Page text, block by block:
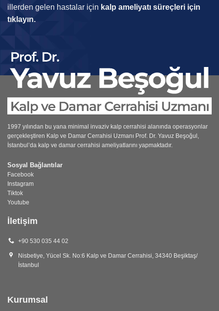
illerden gelen hastalar için kalp ameliyatı süreçleri için
tıklayın.
1997 yılından bu yana minimal invaziv kalp cerrahisi alanında operasyonlar
gerçekleştiren Kalp ve Damar Cerrahisi Uzmanı Prof. Dr. Yavuz Beşoğul,
İstanbul’da kalp ve damar cerrahisi ameliyatlarını yapmaktadır.
Sosyal Bağlantılar
Facebook
Instagram
Tiktok
Youtube
İletişim
+90 530 035 44 02
Nisbetiye, Yücel Sk. No:6 Kalp ve Damar Cerrahisi, 34340 Beşiktaş/
İstanbul
Kurumsal